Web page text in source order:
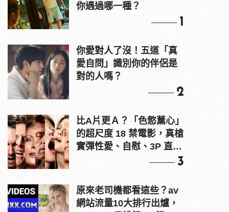
你遇過哪一種？
1
你愛對人了沒！五道「真
愛自問」識別你的伴侶是
對的人嗎？
2
比A片更Ａ？「色慾薰心」
的超尺度 18 禁電影，真槍
實彈性愛、自慰、3P 直接
3
原來老司機都看這些？av
網站流量10大排行出爐，